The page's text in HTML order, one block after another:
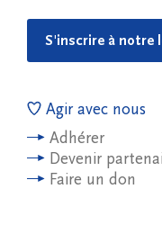
S'inscrire à
Agir avec nous
Adhérer
Devenir
Faire un don